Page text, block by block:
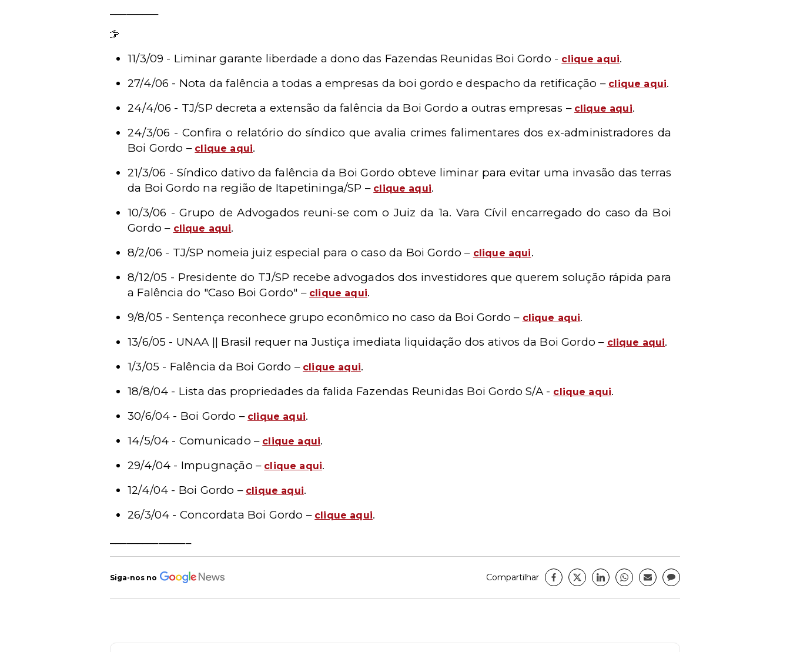
11/3/09 - Liminar garante liberdade a dono das Fazendas Reunidas Boi Gordo - clique aqui.
27/4/06 - Nota da falência a todas a empresas da boi gordo e despacho da retificação – clique aqui.
24/4/06 - TJ/SP decreta a extensão da falência da Boi Gordo a outras empresas – clique aqui.
24/3/06 - Confira o relatório do síndico que avalia crimes falimentares dos ex-administradores da
Boi Gordo – clique aqui.
21/3/06 - Síndico dativo da falência da Boi Gordo obteve liminar para evitar uma invasão das terras
da Boi Gordo na região de Itapetininga/SP – clique aqui.
10/3/06 - Grupo de Advogados reuni-se com o Juiz da 1a. Vara Cívil encarregado do caso da Boi
Gordo – clique aqui.
8/2/06 - TJ/SP nomeia juiz especial para o caso da Boi Gordo – clique aqui.
8/12/05 - Presidente do TJ/SP recebe advogados dos investidores que querem solução rápida para
a Falência do "Caso Boi Gordo" – clique aqui.
9/8/05 - Sentença reconhece grupo econômico no caso da Boi Gordo – clique aqui.
13/6/05 - UNAA || Brasil requer na Justiça imediata liquidação dos ativos da Boi Gordo – clique aqui.
1/3/05 - Falência da Boi Gordo – clique aqui.
18/8/04 - Lista das propriedades da falida Fazendas Reunidas Boi Gordo S/A - clique aqui.
30/6/04 - Boi Gordo – clique aqui.
14/5/04 - Comunicado – clique aqui.
29/4/04 - Impugnação – clique aqui.
12/4/04 - Boi Gordo – clique aqui.
26/3/04 - Concordata Boi Gordo – clique aqui.
Siga-nos no Compartilhar